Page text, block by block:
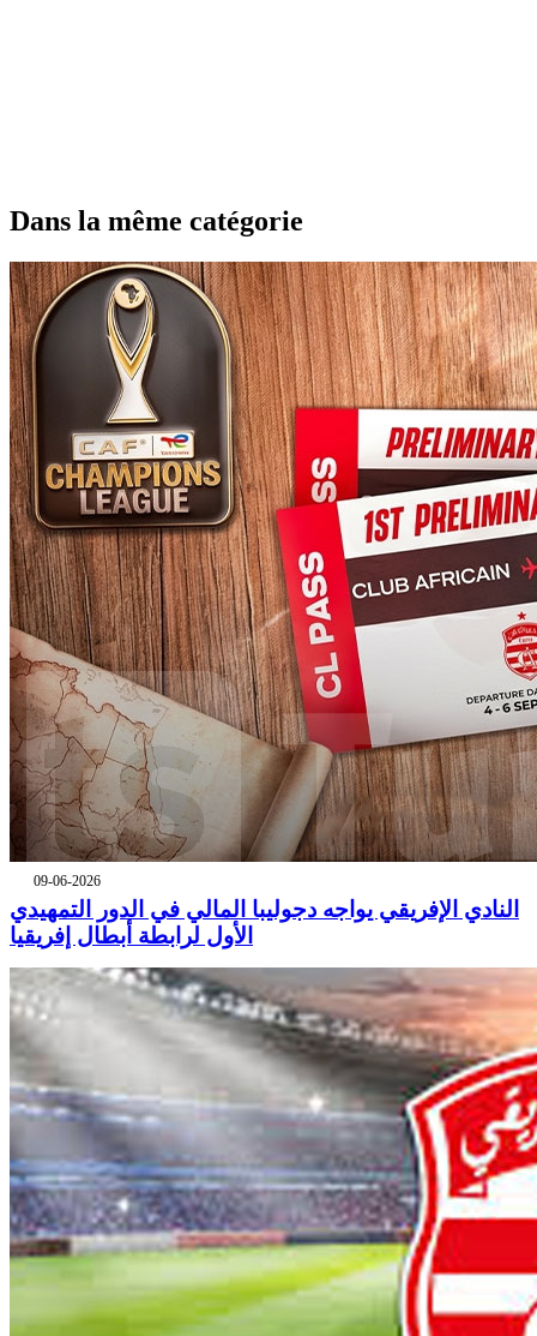
Dans la même catégorie
09-06-2026
النادي الإفريقي يواجه دجوليبا المالي في الدور التمهيدي
الأول لرابطة أبطال إفريقيا